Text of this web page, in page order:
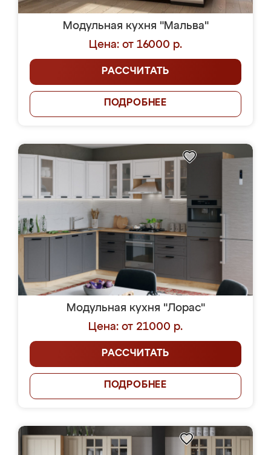
Модульная кухня "Мальва"
Цена: от 16000 р.
РАССЧИТАТЬ
ПОДРОБНЕЕ
Модульная кухня "Лорас"
Цена: от 21000 р.
РАССЧИТАТЬ
ПОДРОБНЕЕ